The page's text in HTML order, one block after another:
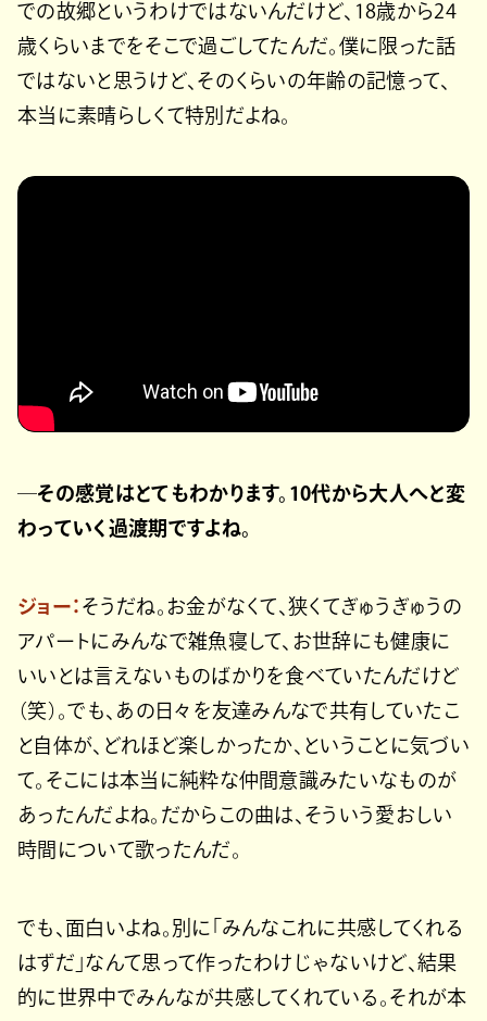
での故郷というわけではないんだけど、18歳から24
歳くらいまでをそこで過ごしてたんだ。僕に限った話
ではないと思うけど、そのくらいの年齢の記憶って、
本当に素晴らしくて特別だよね。
─その感覚はとてもわかります。10代から大人へと変
わっていく過渡期ですよね。
ジョー： そうだね。お金がなくて、狭くてぎゅうぎゅうの
アパートにみんなで雑魚寝して、お世辞にも健康に
いいとは言えないものばかりを食べていたんだけど
（笑）。でも、あの日々を友達みんなで共有していたこ
と自体が、どれほど楽しかったか、ということに気づい
て。そこには本当に純粋な仲間意識みたいなものが
あったんだよね。だからこの曲は、そういう愛おしい
時間について歌ったんだ。
でも、面白いよね。別に「みんなこれに共感してくれる
はずだ」なんて思って作ったわけじゃないけど、結果
的に世界中でみんなが共感してくれている。それが本